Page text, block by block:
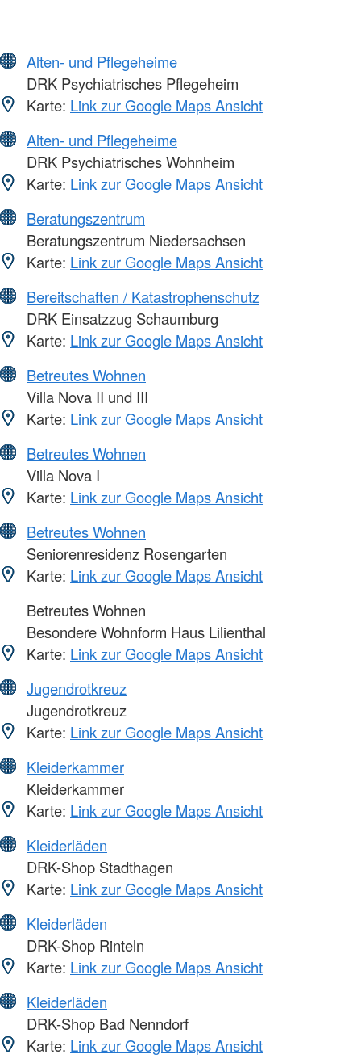
Alten- und Pflegeheime
DRK Psychiatrisches Pflegeheim
Karte: Link zur Google Maps Ansicht
Alten- und Pflegeheime
DRK Psychiatrisches Wohnheim
Karte: Link zur Google Maps Ansicht
Beratungszentrum
Beratungszentrum Niedersachsen
Karte: Link zur Google Maps Ansicht
Bereitschaften / Katastrophenschutz
DRK Einsatzzug Schaumburg
Karte: Link zur Google Maps Ansicht
Betreutes Wohnen
Villa Nova II und III
Karte: Link zur Google Maps Ansicht
Betreutes Wohnen
Villa Nova I
Karte: Link zur Google Maps Ansicht
Betreutes Wohnen
Seniorenresidenz Rosengarten
Karte: Link zur Google Maps Ansicht
Betreutes Wohnen
Besondere Wohnform Haus Lilienthal
Karte: Link zur Google Maps Ansicht
Jugendrotkreuz
Jugendrotkreuz
Karte: Link zur Google Maps Ansicht
Kleiderkammer
Kleiderkammer
Karte: Link zur Google Maps Ansicht
Kleiderläden
DRK-Shop Stadthagen
Karte: Link zur Google Maps Ansicht
Kleiderläden
DRK-Shop Rinteln
Karte: Link zur Google Maps Ansicht
Kleiderläden
DRK-Shop Bad Nenndorf
Karte: Link zur Google Maps Ansicht